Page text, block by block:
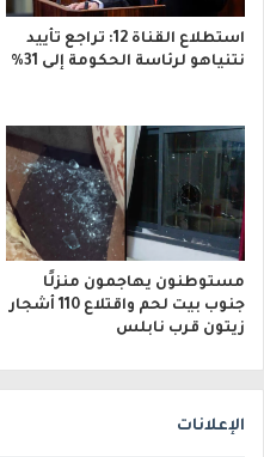
استطلاع القناة 12: تراجع تأييد
نتنياهو لرئاسة الحكومة إلى 31%
مستوطنون يهاجمون منزلًا
جنوب بيت لحم واقتلاع 110 أشجار
زيتون قرب نابلس
الإعلانات